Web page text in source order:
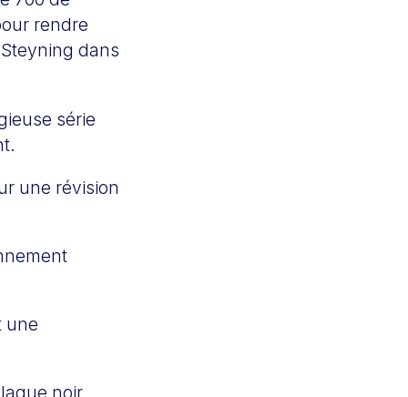
rendre
dans
série
une révision
une